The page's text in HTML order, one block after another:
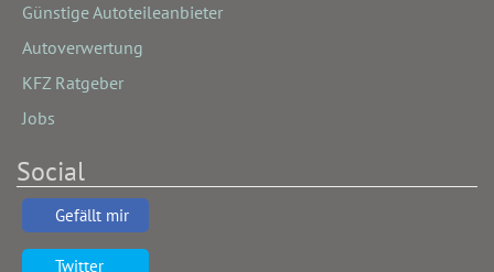
Günstige Autoteileanbieter
Autoverwertung
KFZ Ratgeber
Jobs
Social
Gefällt mir
Twitter